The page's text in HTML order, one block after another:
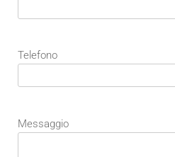
Telefono
Messaggio